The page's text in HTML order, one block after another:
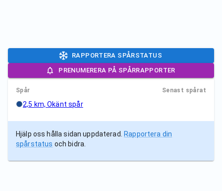
RAPPORTERA SPÅRSTATUS
PRENUMERERA PÅ SPÅRRAPPORTER
Spår Senast spårat
2,5 km, Okänt spår
Hjälp oss hålla sidan uppdaterad.
Rapportera din
spårstatus och bidra.